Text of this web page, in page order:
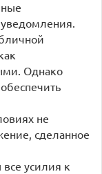
Однако
не
сделанное
усилия к